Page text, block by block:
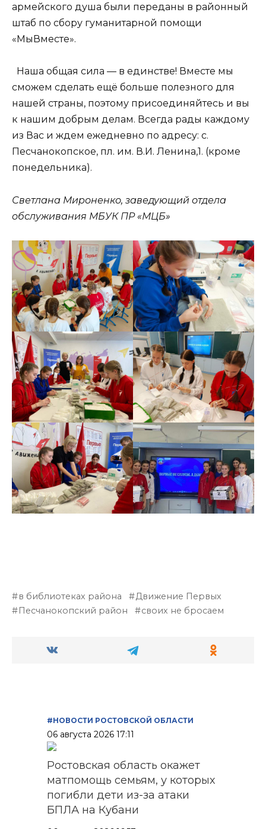
армейского душа были переданы в районный
штаб по сбору гуманитарной помощи
«МыВместе».
Наша общая сила — в единстве! Вместе мы
сможем сделать ещё больше полезного для
нашей страны, поэтому присоединяйтесь и вы
к нашим добрым делам. Всегда рады каждому
из Вас и ждем ежедневно по адресу: с.
Песчанокопское, пл. им. В.И. Ленина,1. (кроме
понедельника).
Светлана Мироненко, заведующий отдела
обслуживания МБУК ПР «МЦБ»
в библиотеках района
Движение Первых
Песчанокопский район
своих не бросаем
#НОВОСТИ РОСТОВСКОЙ ОБЛАСТИ
06 августа 2026 17:11
Ростовская область окажет
матпомощь семьям, у которых
погибли дети из-за атаки
БПЛА на Кубани